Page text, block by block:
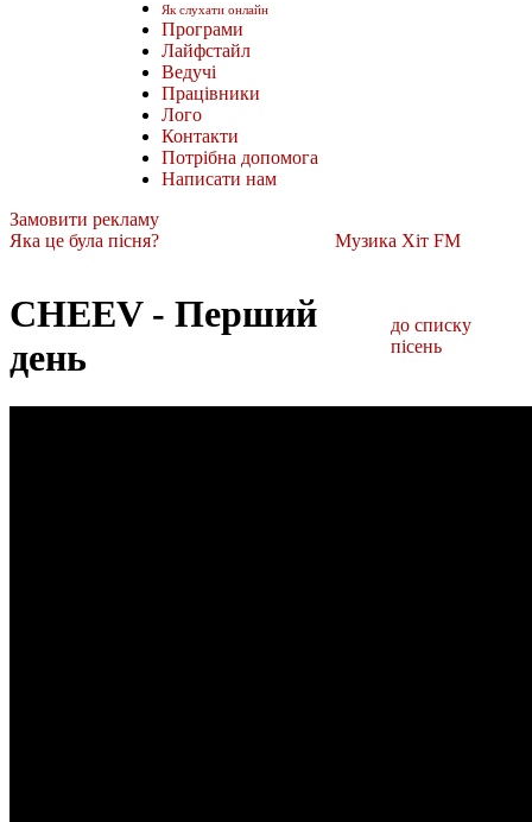
Як слухати онлайн
Програми
Лайфстайл
Ведучі
Працівники
Лого
Контакти
Потрібна допомога
Написати нам
Замовити рекламу
Яка це була пісня?
Музика Хіт FM
CHEEV - Перший
день
до списку
пісень